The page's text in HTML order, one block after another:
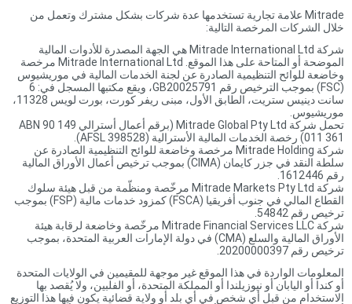
Mitrade علامة تجارية تستخدمها عدة شركات بشكل مشترك وتعمل من
خلال الشركات المرخصة التالية:
شركة Mitrade International Ltd هي الجهة المصدرة للأدوات المالية
الموضحة أو المتاحة على هذا الموقع. Mitrade International Ltd مرخصة
وخاضعة للوائح التنظيمية الصادرة عن لجنة الخدمات المالية في موريشيوس
(FSC) بموجب الترخيص رقم GB20025791، ويقع مكتبها المسجل في: 6
سانت دينيس ستريت، الطابق الأول، مبنى ريفر كورت، بورت لويس 11328،
موريشيوس.
تحمل شركة Mitrade Global Pty Ltd (برقم أعمال أسترالي ABN 90 149
011 361) رخصة الخدمات المالية الأسترالية (AFSL 398528).
شركة Mitrade Holding مرخصة وخاضعة للوائح التنظيمية الصادرة عن
سلطة النقد في جزر كايمان (CIMA) بموجب ترخيص أعمال الأوراق المالية
رقم 1612446.
شركة Mitrade Markets Pty Ltd مرخّصة ومنظّمة من قبل هيئة سلوك
القطاع المالي في جنوب أفريقيا (FSCA) كمزود خدمات مالية (FSP) بموجب
ترخيص رقم 54842.
شركة Mitrade Financial Services LLC مرخّصة وخاضعة لرقابة هيئة
الأوراق المالية والسلع (CMA) في دولة الإمارات العربية المتحدة، بموجب
ترخيص رقم 20200000397.
المعلومات الواردة في هذا الموقع غير موجهة للمقيمين في الولايات المتحدة
أو كندا أو اليابان أو نيوزيلندا أو المملكة المتحدة، أو الفلبين، ولا يُقصد بها
الاستخدام من قبل أي شخص في أي بلد أو ولاية قضائية يكون فيها هذا التوزيع